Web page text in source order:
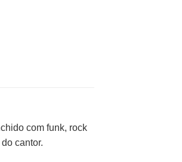
com funk, rock
cantor.